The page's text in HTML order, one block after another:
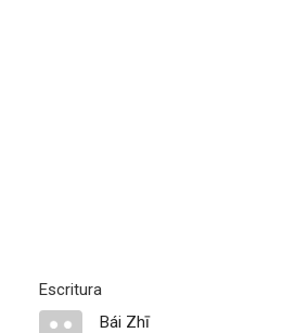
Escritura
Bái Zhī